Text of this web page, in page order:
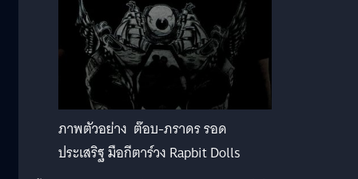
ภาพตัวอย่าง ต๊อบ-ภราดร รอด
ประเสริฐ มือกีตาร์วง Rapbit Dolls